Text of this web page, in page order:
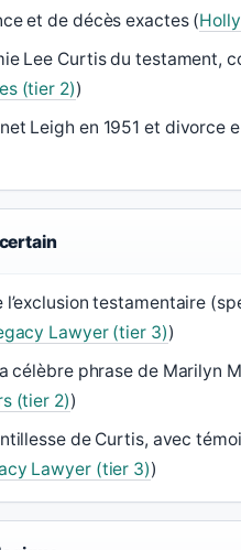
et de décès exactes (
Lee Curtis du testament,
(tier 2))
Leigh en 1951 et divorce
l’exclusion testamentaire
Lawyer (tier 3))
célèbre phrase de Marilyn
(tier 2))
de Curtis, avec
Lawyer (tier 3))